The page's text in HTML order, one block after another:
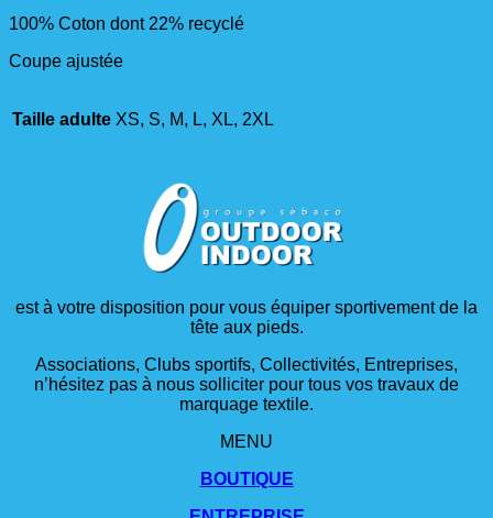
100% Coton dont 22% recyclé
Coupe ajustée
Taille adulte XS, S, M, L, XL, 2XL
est à votre disposition pour vous équiper sportivement de la
tête aux pieds.
Associations, Clubs sportifs, Collectivités, Entreprises,
n’hésitez pas à nous solliciter pour tous vos travaux de
marquage textile.
MENU
BOUTIQUE